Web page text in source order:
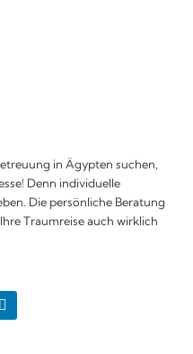
in Ägypten suchen,
Denn individuelle
Die persönliche Beratung
Traumreise auch wirklich